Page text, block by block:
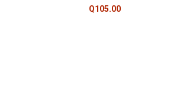
Q105.00